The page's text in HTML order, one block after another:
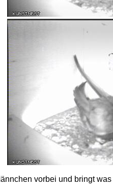
vorbei und bringt